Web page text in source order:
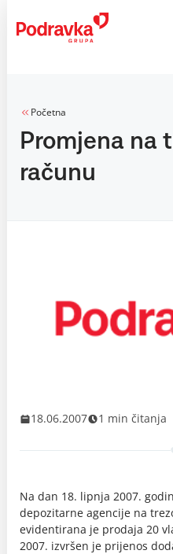
content
Početna
Promjena na
računu
18.06.2007 1 min čitanja
Na dan 18. lipnja 2007.
depozitarne agencije na
evidentirana je prodaja 20
2007. izvršen je prijenos